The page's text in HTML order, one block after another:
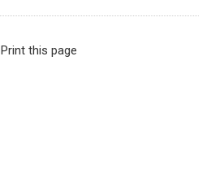
Print this page